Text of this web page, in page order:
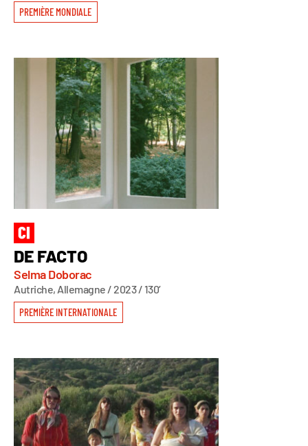
PREMIÈRE MONDIALE
DE FACTO
Selma Doborac
Autriche, Allemagne / 2023 / 130’
PREMIÈRE INTERNATIONALE